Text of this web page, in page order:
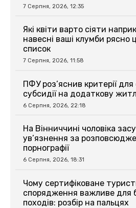
7 Серпня, 2026, 12:35
Які квіти варто сіяти
навесні ваші клумби рясно
список
7 Серпня, 2026, 11:58
ПФУ роз’яснив критерії
субсидії на додаткову
6 Серпня, 2026, 22:18
На Вінниччині чоловіка
ув’язнення за
порнографії
6 Серпня, 2026, 18:31
Чому сертифіковане
спорядження важливе для
походів: розбір на пальцях